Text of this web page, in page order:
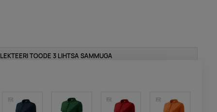
TOODE 3 LIHTSA SAMMUGA